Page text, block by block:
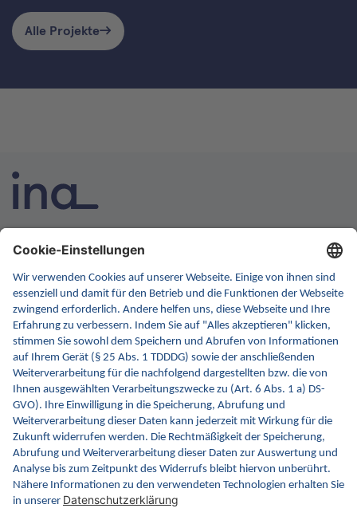
Alle Projekte
INA ist die nationale Wissensplattform für Interoperabilität.
Gesundheitswesen werden. Dafür erweitern wir
kontinuierlich die Inhalte und Funktionen von INA.
Kontakt
Kontaktformular
gematik GmbH
Rosenthaler Str. 30
10178 Berlin